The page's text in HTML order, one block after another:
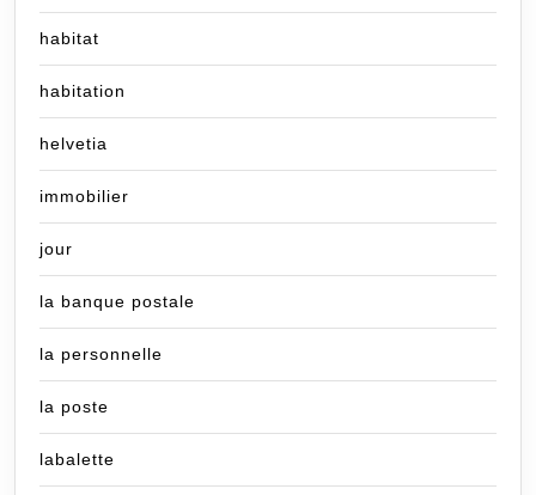
habitat
habitation
helvetia
immobilier
jour
la banque postale
la personnelle
la poste
labalette